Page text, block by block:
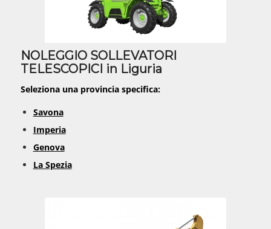
NOLEGGIO SOLLEVATORI
TELESCOPICI in Liguria
Seleziona una provincia specifica:
Savona
Imperia
Genova
La Spezia